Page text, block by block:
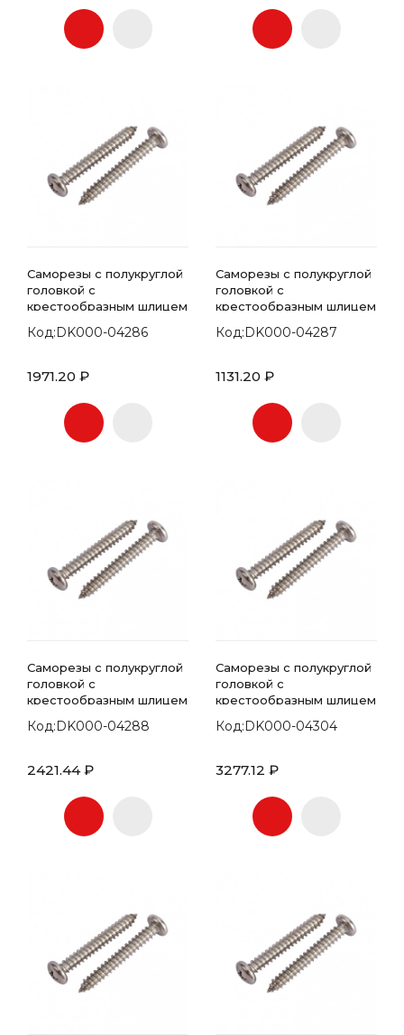
Саморезы с полукруглой
головкой с
крестообразным шлицем
Код:DK000-04286
1971.20 ₽
Саморезы с полукруглой
головкой с
крестообразным шлицем
Код:DK000-04287
1131.20 ₽
Саморезы с полукруглой
головкой с
крестообразным шлицем
Код:DK000-04288
2421.44 ₽
Саморезы с полукруглой
головкой с
крестообразным шлицем
Код:DK000-04304
3277.12 ₽